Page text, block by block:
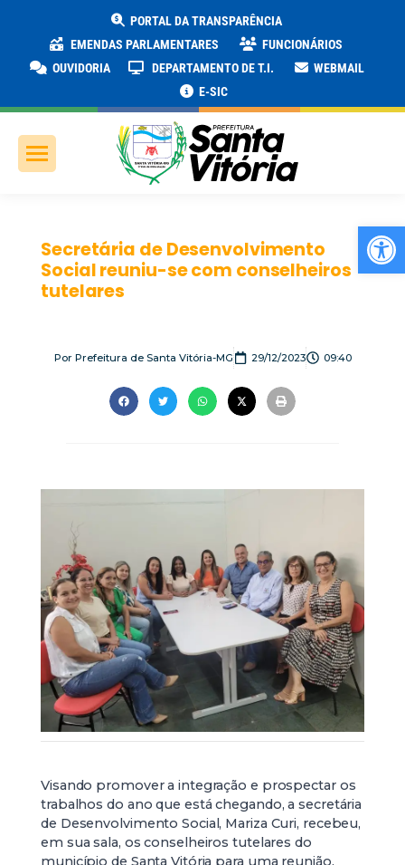
PORTAL DA TRANSPARÊNCIA
EMENDAS PARLAMENTARES
FUNCIONÁRIOS
OUVIDORIA
DEPARTAMENTO DE T.I.
WEBMAIL
E-SIC
Secretária de Desenvolvimento
Social reuniu-se com conselheiros
tutelares
PorPrefeitura de Santa Vitória-MG 29/12/2023 09:40
Visando promover a integração e prospectar os
trabalhos do ano que está chegando, a secretária
de Desenvolvimento Social, Mariza Curi, recebeu,
em sua sala, os conselheiros tutelares do
município de Santa Vitória para uma reunião.